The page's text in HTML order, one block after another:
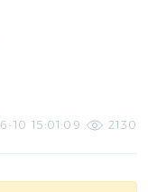
10 15:01:09 2130